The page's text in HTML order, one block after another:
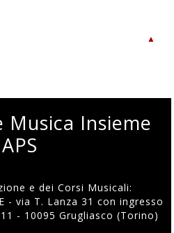
▲
Musica Insieme
APS
e dei Corsi Musicali:
- via T. Lanza 31 con ingresso
- 10095 Grugliasco (Torino)